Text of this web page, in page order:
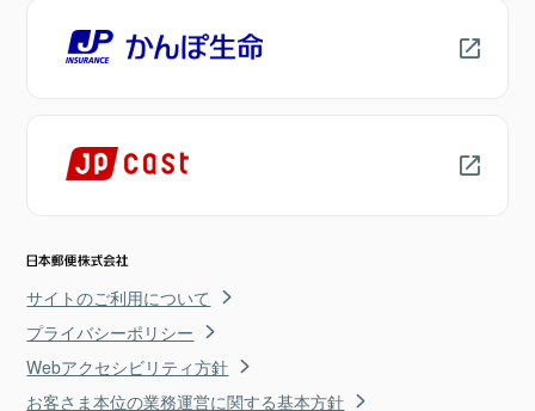
サイトのご利用について
プライバシーポリシー
Webアクセシビリティ方針
お客さま本位の業務運営に関する基本方針